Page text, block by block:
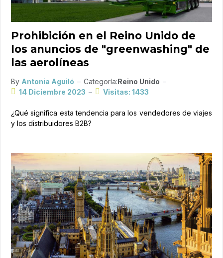
Prohibición en el Reino Unido de
los anuncios de "greenwashing" de
las aerolíneas
By Antonia Aguiló Categoría:Reino Unido
14 Diciembre 2023
Visitas: 1433
¿Qué significa esta tendencia para los vendedores de viajes
y los distribuidores B2B?